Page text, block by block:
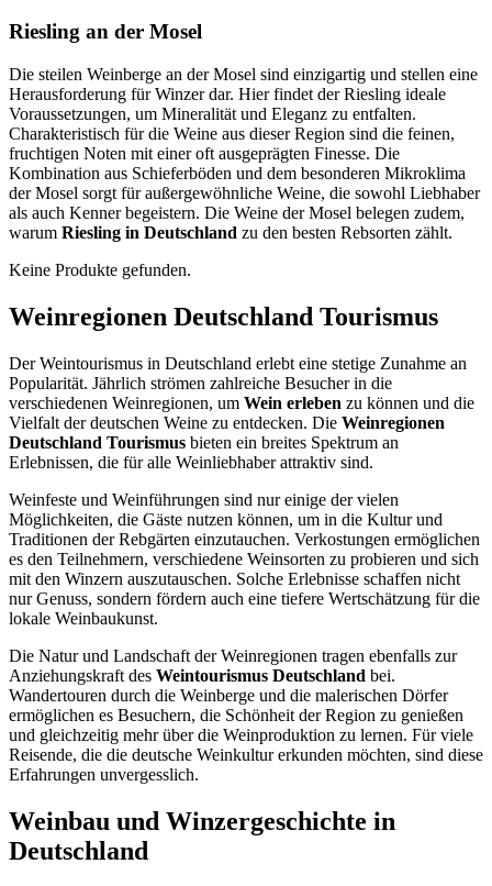
Riesling an der Mosel
Die steilen Weinberge an der Mosel sind einzigartig und stellen eine
Herausforderung für Winzer dar. Hier findet der Riesling ideale
Voraussetzungen, um Mineralität und Eleganz zu entfalten.
Charakteristisch für die Weine aus dieser Region sind die feinen,
fruchtigen Noten mit einer oft ausgeprägten Finesse. Die
Kombination aus Schieferböden und dem besonderen Mikroklima
der Mosel sorgt für außergewöhnliche Weine, die sowohl Liebhaber
als auch Kenner begeistern. Die Weine der Mosel belegen zudem,
warum Riesling in Deutschland zu den besten Rebsorten zählt.
Keine Produkte gefunden.
Weinregionen Deutschland Tourismus
Der Weintourismus in Deutschland erlebt eine stetige Zunahme an
Popularität. Jährlich strömen zahlreiche Besucher in die
verschiedenen Weinregionen, um Wein erleben zu können und die
Vielfalt der deutschen Weine zu entdecken. Die Weinregionen
Deutschland Tourismus bieten ein breites Spektrum an
Erlebnissen, die für alle Weinliebhaber attraktiv sind.
Weinfeste und Weinführungen sind nur einige der vielen
Möglichkeiten, die Gäste nutzen können, um in die Kultur und
Traditionen der Rebgärten einzutauchen. Verkostungen ermöglichen
es den Teilnehmern, verschiedene Weinsorten zu probieren und sich
mit den Winzern auszutauschen. Solche Erlebnisse schaffen nicht
nur Genuss, sondern fördern auch eine tiefere Wertschätzung für die
lokale Weinbaukunst.
Die Natur und Landschaft der Weinregionen tragen ebenfalls zur
Anziehungskraft des Weintourismus Deutschland bei.
Wandertouren durch die Weinberge und die malerischen Dörfer
ermöglichen es Besuchern, die Schönheit der Region zu genießen
und gleichzeitig mehr über die Weinproduktion zu lernen. Für viele
Reisende, die die deutsche Weinkultur erkunden möchten, sind diese
Erfahrungen unvergesslich.
Weinbau und Winzergeschichte in
Deutschland